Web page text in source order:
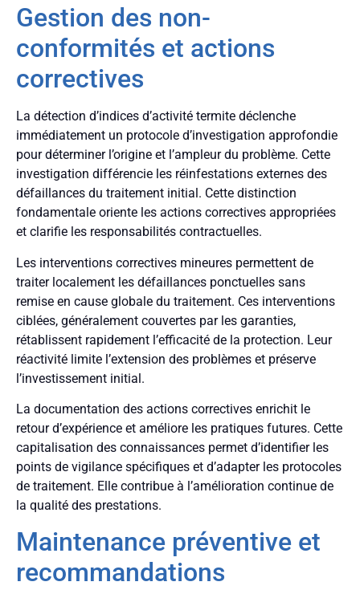
Gestion des non-
conformités et actions
correctives
La détection d’indices d’activité termite déclenche
immédiatement un protocole d’investigation approfondie
pour déterminer l’origine et l’ampleur du problème. Cette
investigation différencie les réinfestations externes des
défaillances du traitement initial. Cette distinction
fondamentale oriente les actions correctives appropriées
et clarifie les responsabilités contractuelles.
Les interventions correctives mineures permettent de
traiter localement les défaillances ponctuelles sans
remise en cause globale du traitement. Ces interventions
ciblées, généralement couvertes par les garanties,
rétablissent rapidement l’efficacité de la protection. Leur
réactivité limite l’extension des problèmes et préserve
l’investissement initial.
La documentation des actions correctives enrichit le
retour d’expérience et améliore les pratiques futures. Cette
capitalisation des connaissances permet d’identifier les
points de vigilance spécifiques et d’adapter les protocoles
de traitement. Elle contribue à l’amélioration continue de
la qualité des prestations.
Maintenance préventive et
recommandations